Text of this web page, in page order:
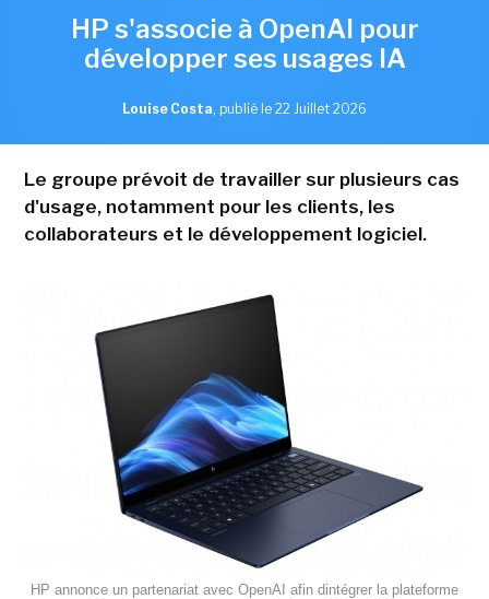
HP s'associe à OpenAI pour
développer ses usages IA
Louise Costa, publié le 22 Juillet 2026
Le groupe prévoit de travailler sur plusieurs cas
d'usage, notamment pour les clients, les
collaborateurs et le développement logiciel.
HP annonce un partenariat avec OpenAI afin dintégrer la plateforme